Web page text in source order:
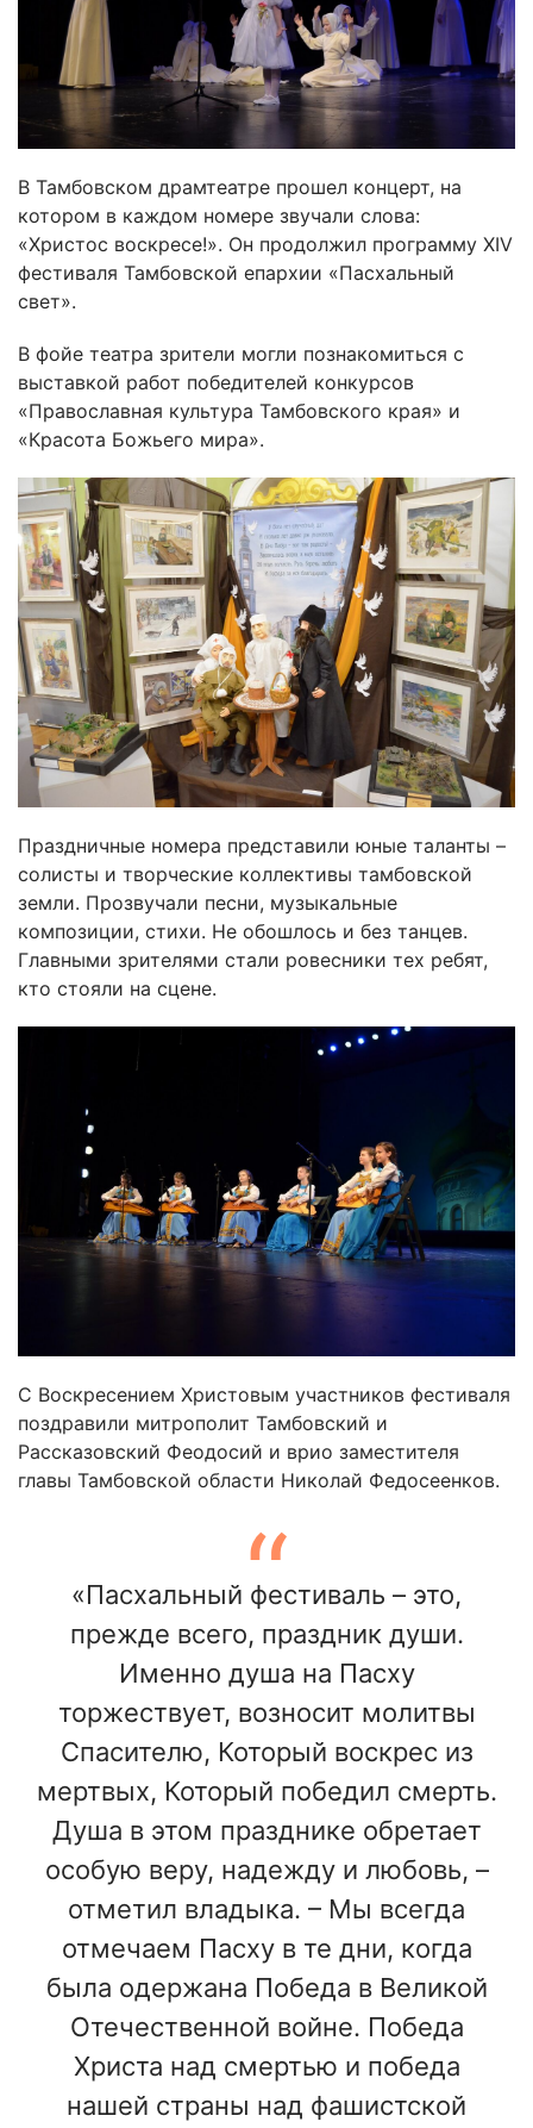
В Тамбовском драмтеатре прошел концерт, на
котором в каждом номере звучали слова:
«Христос воскресе!». Он продолжил программу XIV
фестиваля Тамбовской епархии «Пасхальный
свет».
В фойе театра зрители могли познакомиться с
выставкой работ победителей конкурсов
«Православная культура Тамбовского края» и
«Красота Божьего мира».
Праздничные номера представили юные таланты –
солисты и творческие коллективы тамбовской
земли. Прозвучали песни, музыкальные
композиции, стихи. Не обошлось и без танцев.
Главными зрителями стали ровесники тех ребят,
кто стояли на сцене.
С Воскресением Христовым участников фестиваля
поздравили митрополит Тамбовский и
Рассказовский Феодосий и врио заместителя
главы Тамбовской области Николай Федосеенков.
«Пасхальный фестиваль – это,
прежде всего, праздник души.
Именно душа на Пасху
торжествует, возносит молитвы
Спасителю, Который воскрес из
мертвых, Который победил смерть.
Душа в этом празднике обретает
особую веру, надежду и любовь, –
отметил владыка. – Мы всегда
отмечаем Пасху в те дни, когда
была одержана Победа в Великой
Отечественной войне. Победа
Христа над смертью и победа
нашей страны над фашистской